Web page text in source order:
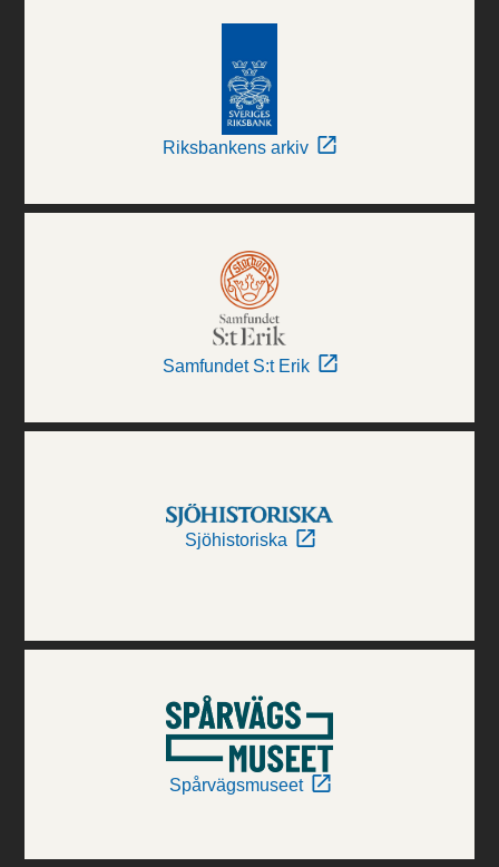
Riksbankens arkiv
Samfundet S:t Erik
Sjöhistoriska
Spårvägsmuseet